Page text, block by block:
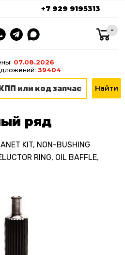
+7 929 9195313
-
07.08.2026
39404
ряд
KIT, NON-BUSHING
RING, OIL BAFFLE,